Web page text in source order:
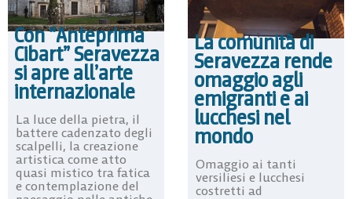
Con “Anteprima
Cibart” Seravezza
si apre all’arte
internazionale
La luce della pietra, il
battere cadenzato degli
scalpelli, la creazione
artistica come atto
quasi mistico tra fatica
e contemplazione del
La comunità di
Seravezza rende
omaggio agli
emigranti e ai
lucchesi nel
mondo
Omaggio ai tanti
versiliesi e lucchesi
costretti ad